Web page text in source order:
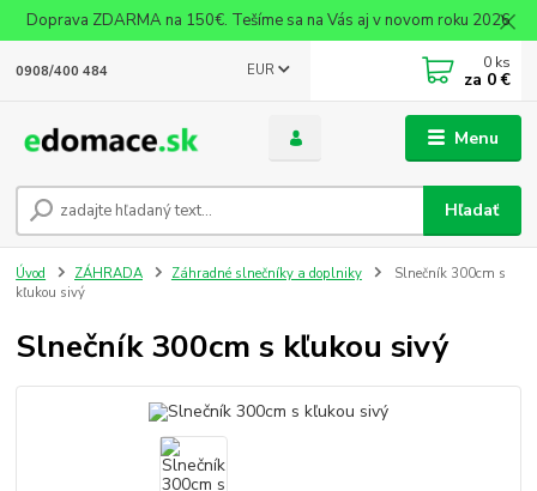
Doprava ZDARMA na 150€. Tešíme sa na Vás aj v novom roku 2026
Menu
EUR
Hľadať
0908/400 484 0 ks
za 0 €
Úvod ZÁHRADA Záhradné slnečníky a doplniky
Slnečník 300cm s
kľukou sivý
Slnečník 300cm s kľukou sivý